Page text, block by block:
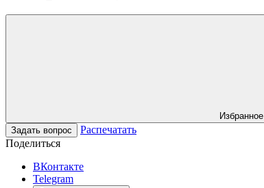
Избранное
Задать вопрос
Распечатать
Поделиться
ВКонтакте
Telegram